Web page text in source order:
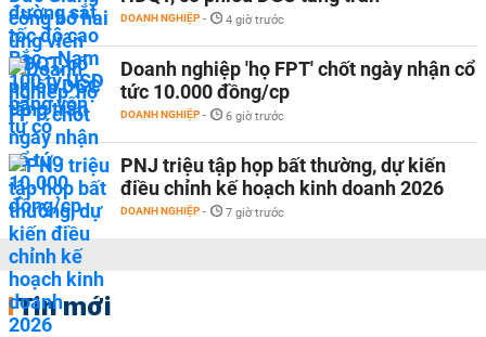
DOANH NGHIỆP - 4 giờ trước
Doanh nghiệp 'họ FPT' chốt ngày nhận cổ
tức 10.000 đồng/cp
DOANH NGHIỆP - 6 giờ trước
PNJ triệu tập họp bất thường, dự kiến
điều chỉnh kế hoạch kinh doanh 2026
DOANH NGHIỆP - 7 giờ trước
Tin mới